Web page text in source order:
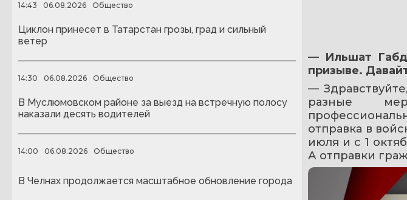
14:43 06.08.2026 Общество
Циклон принесет в Татарстан грозы, град и сильный
ветер
14:30 06.08.2026 Общество
В Муслюмовском районе за выезд на встречную полосу
наказали десять водителей
14:00 06.08.2026 Общество
В Челнах продолжается масштабное обновление города
— Ильшат
призыве.
—
разные
отправка в
июля и с 1
А отправки